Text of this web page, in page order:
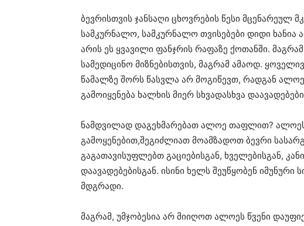
ბევრისთვის ჯანსაღი ცხოვრების წესი მცენარეულ
სამკურნალო, სამკურნალო თვისებები დიდი ხანია
არის ეს ყვავილი ფანჯრის რაფაზე ქოთანში. მაგრამ
სამედიცინო მიზნებისთვის, მაგრამ ამაოდ.
წამალზე შორს წასვლა არ მოგიწევთ, რადგან
გამოიყენება ხალხის მიერ სხვადასხვა
ნამდვილად დაგეხმარებათ ალოე თაფლით?
გამოყენებით,შეგიძლიათ მოამზადოთ ბევრი
გაგათავისუფლებთ გაციებისგან, ხველებისგან,
დაავადებებისგან. ისინი ხელს შეუწყობენ იმუნური
მდგრადი.
მაგრამ, უმჯობესია არ მიიღოთ ალოეს წვენი